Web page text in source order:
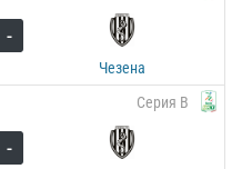
-
Чезена
Серия B
-